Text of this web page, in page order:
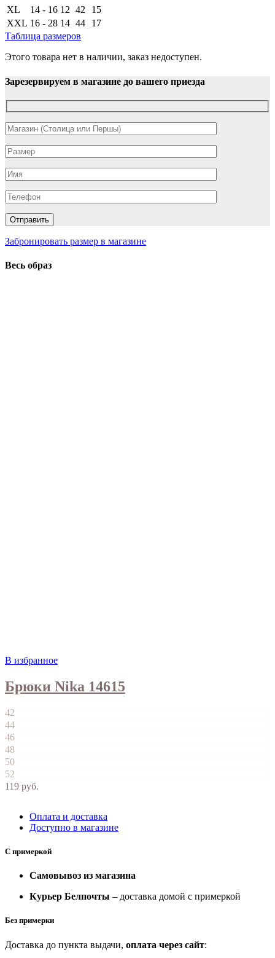
XL
14 - 16 12 42
15
XXL 16 - 28 14 44
17
Таблица размеров
Этого товара нет в наличии, заказ недоступен.
Зарезервируем в магазине до вашего приезда
Забронировать размер в магазине
Весь образ
В избранное
Брюки Nika 14615
42
44
46
48
50
52
119 руб.
Оплата и доставка
Доступно в магазине
С примеркой
Самовывоз из магазина
Курьер Белпочты – доставка домой с примеркой
Без примерки
Доставка до пункта выдачи, оплата через сайт: